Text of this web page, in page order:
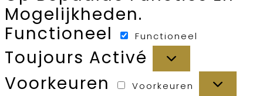
Mogelijkheden.
Functioneel
Functioneel
Toujours Activé
Voorkeuren
Voorkeuren